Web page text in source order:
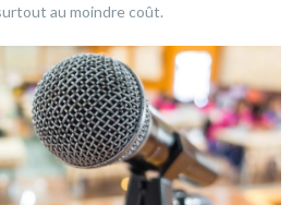
au moindre coût.